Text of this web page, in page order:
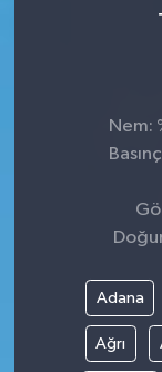
Nem:
Adana
Ağrı